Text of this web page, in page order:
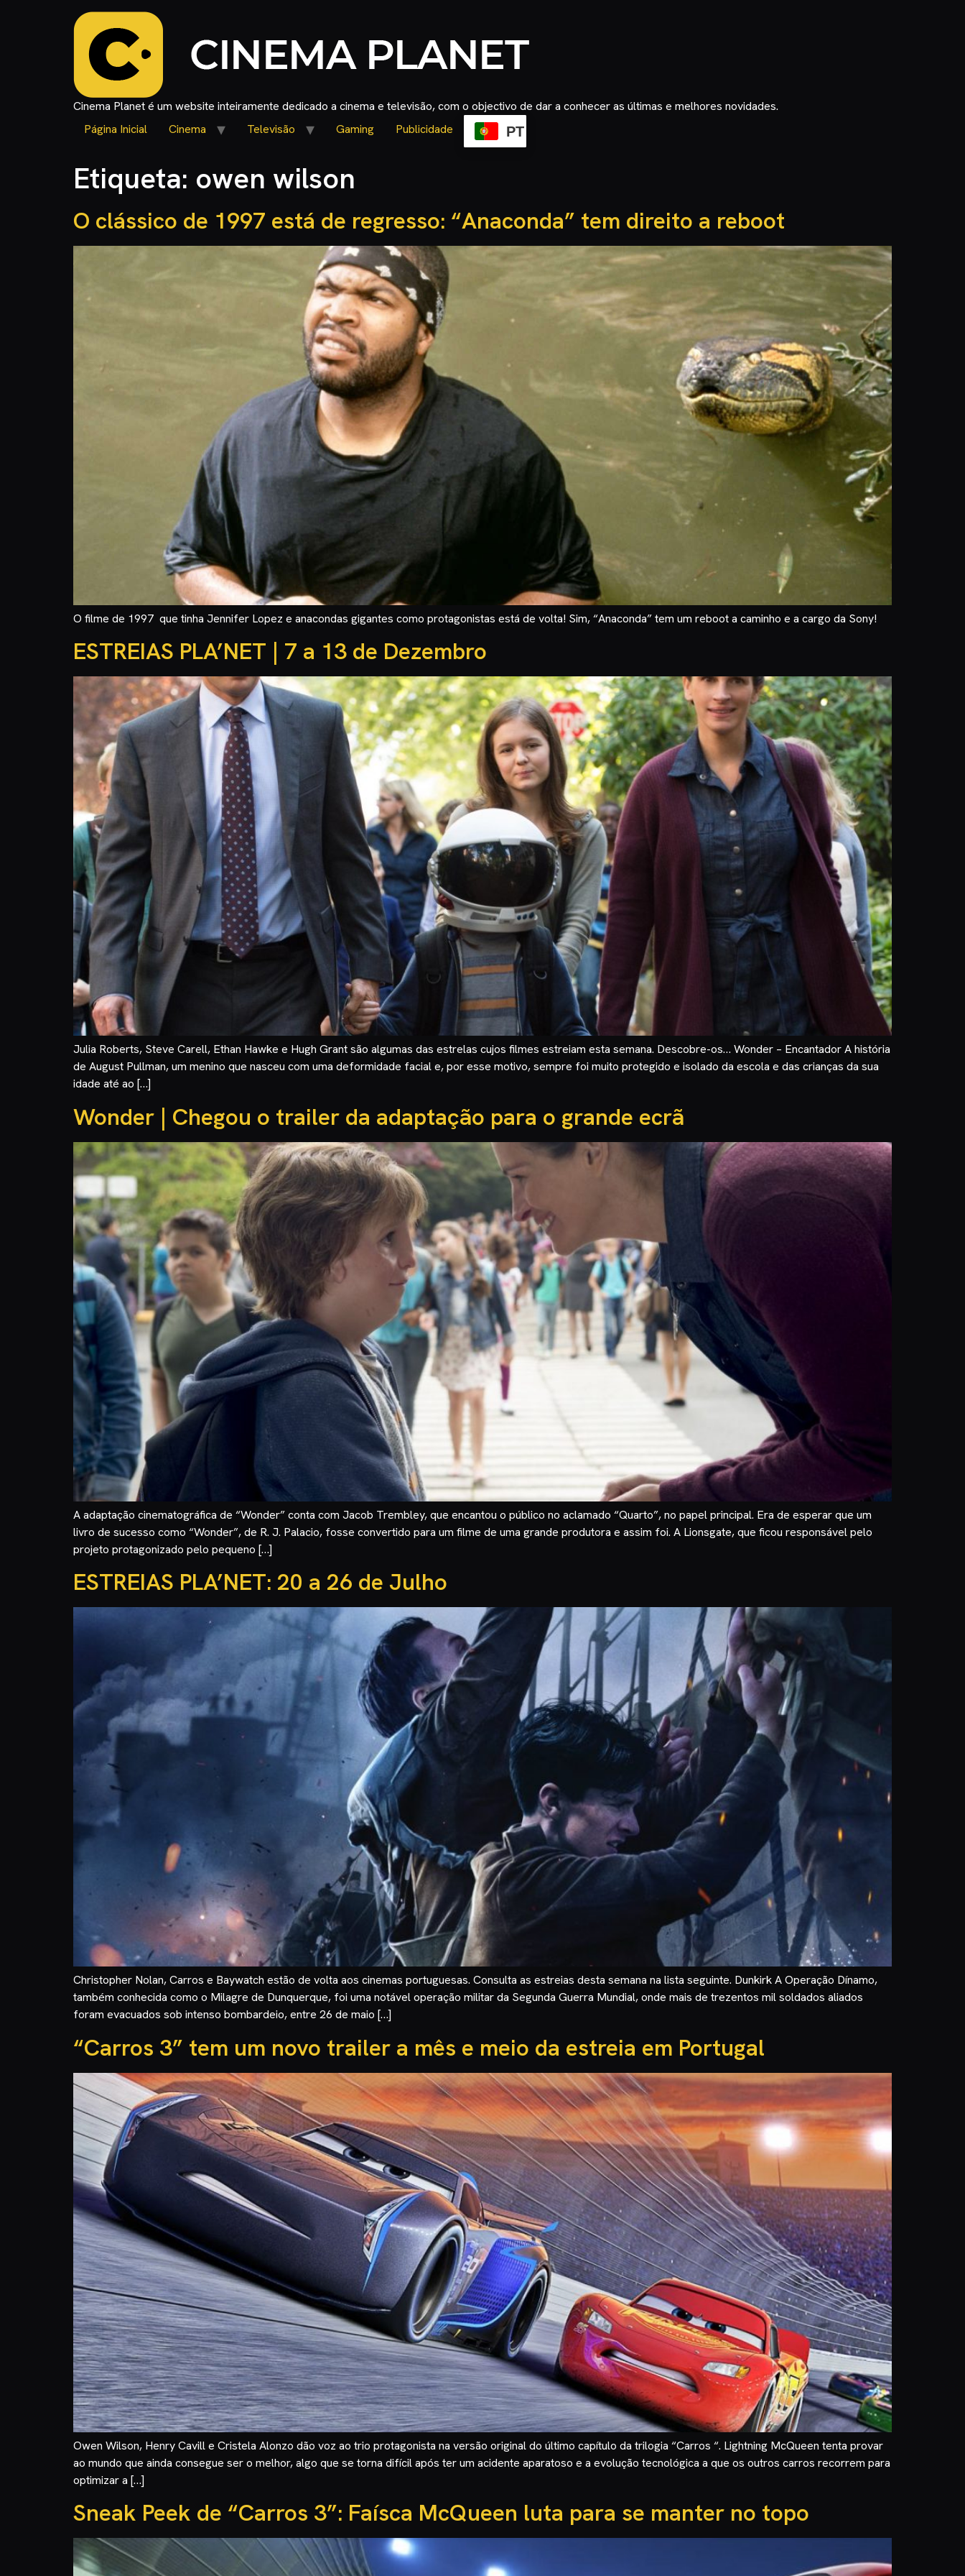
Cinema Planet é um website inteiramente dedicado a cinema e televisão, com o objectivo de dar a conhecer as últimas e melhores novidades.
Página Inicial
Cinema Televisão Gaming Publicidade PT
Etiqueta: owen wilson
O clássico de 1997 está de regresso: “Anaconda” tem direito a reboot
O filme de 1997 que tinha Jennifer Lopez e anacondas gigantes como protagonistas está de volta! Sim, “Anaconda” tem um reboot a caminho e a cargo da Sony!
ESTREIAS PLA’NET | 7 a 13 de Dezembro
Julia Roberts, Steve Carell, Ethan Hawke e Hugh Grant são algumas das estrelas cujos filmes estreiam esta semana. Descobre-os… Wonder – Encantador A história
de August Pullman, um menino que nasceu com uma deformidade facial e, por esse motivo, sempre foi muito protegido e isolado da escola e das crianças da sua
idade até ao […]
Wonder | Chegou o trailer da adaptação para o grande ecrã
A adaptação cinematográfica de “Wonder” conta com Jacob Trembley, que encantou o público no aclamado “Quarto”, no papel principal. Era de esperar que um
livro de sucesso como “Wonder”, de R. J. Palacio, fosse convertido para um filme de uma grande produtora e assim foi. A Lionsgate, que ficou responsável pelo
projeto protagonizado pelo pequeno […]
ESTREIAS PLA’NET: 20 a 26 de Julho
Christopher Nolan, Carros e Baywatch estão de volta aos cinemas portuguesas. Consulta as estreias desta semana na lista seguinte. Dunkirk A Operação Dínamo,
também conhecida como o Milagre de Dunquerque, foi uma notável operação militar da Segunda Guerra Mundial, onde mais de trezentos mil soldados aliados
foram evacuados sob intenso bombardeio, entre 26 de maio […]
“Carros 3” tem um novo trailer a mês e meio da estreia em Portugal
Owen Wilson, Henry Cavill e Cristela Alonzo dão voz ao trio protagonista na versão original do último capítulo da trilogia “Carros “. Lightning McQueen tenta provar
ao mundo que ainda consegue ser o melhor, algo que se torna difícil após ter um acidente aparatoso e a evolução tecnológica a que os outros carros recorrem para
optimizar a […]
Sneak Peek de “Carros 3”: Faísca McQueen luta para se manter no topo